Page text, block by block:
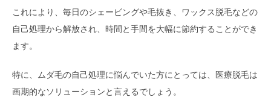
これにより、毎日のシェービングや毛抜き、ワックス脱毛などの
自己処理から解放され、時間と手間を大幅に節約することができ
ます。
特に、ムダ毛の自己処理に悩んでいた方にとっては、医療脱毛は
画期的なソリューションと言えるでしょう。